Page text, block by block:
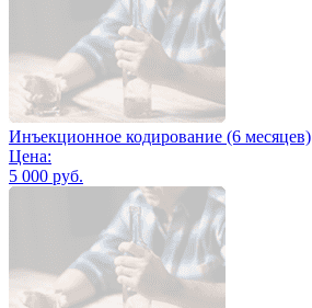
Инъекционное кодирование (6 месяцев)
Цена:
5 000 руб.